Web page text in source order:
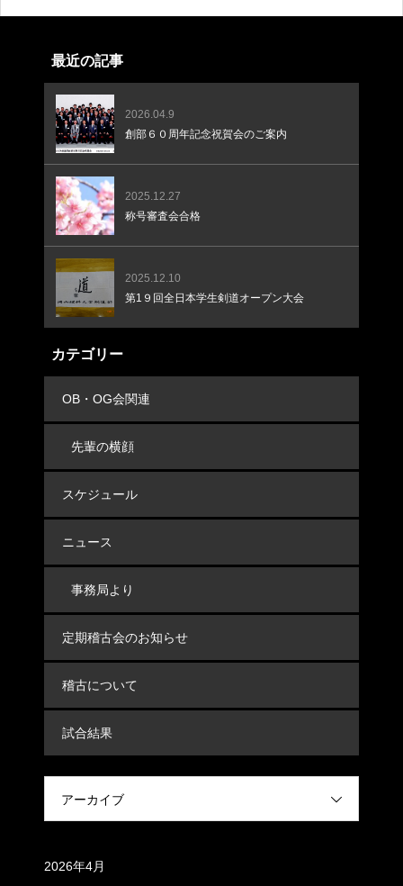
最近の記事
2026.04.9
創部６０周年記念祝賀会のご案内
2025.12.27
称号審査会合格
2025.12.10
第1９回全日本学生剣道オープン大会
カテゴリー
OB・OG会関連
先輩の横顔
スケジュール
ニュース
事務局より
定期稽古会のお知らせ
稽古について
試合結果
アーカイブ
2026年4月